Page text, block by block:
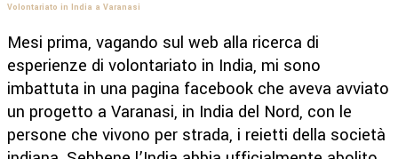
Volontariato in India a Varanasi
Mesi prima, vagando sul web alla ricerca di
esperienze di volontariato in India, mi sono
imbattuta in una pagina facebook che aveva avviato
un progetto a Varanasi, in India del Nord, con le
persone che vivono per strada, i reietti della società